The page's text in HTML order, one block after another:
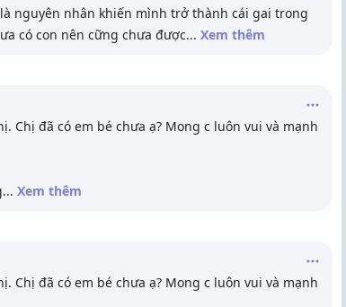
nguyên nhân khiến mình trở thành cái gai trong
có con nên cững chưa được... Xem thêm
Chị đã có em bé chưa ạ? Mong c luôn vui và mạnh
... Xem thêm
Chị đã có em bé chưa ạ? Mong c luôn vui và mạnh